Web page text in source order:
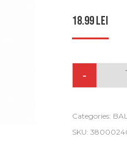
18.99lei
-
Categories:
SKU: